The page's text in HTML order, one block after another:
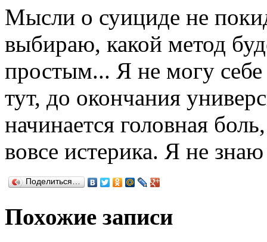
Мысли о суициде не
выбираю, какой метод
простым... Я не могу
тут, до окончания
начинается головная
вовсе истерика. Я не
Поделиться…
Похожие записи